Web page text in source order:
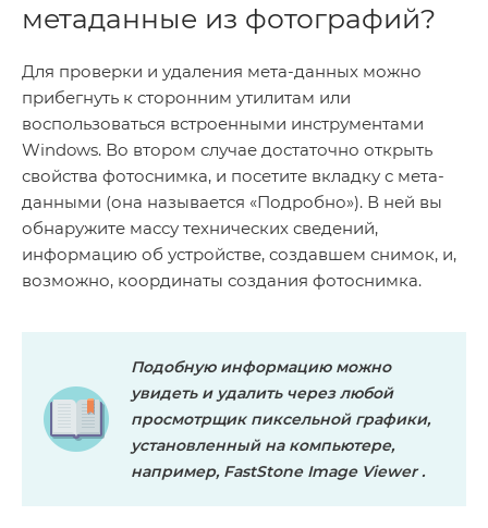
метаданные из фотографий?
Для проверки и удаления мета-данных можно
прибегнуть к сторонним утилитам или
воспользоваться встроенными инструментами
Windows. Во втором случае достаточно открыть
свойства фотоснимка, и посетите вкладку с мета-
данными (она называется «Подробно»). В ней вы
обнаружите массу технических сведений,
информацию об устройстве, создавшем снимок, и,
возможно, координаты создания фотоснимка.
Подобную информацию можно
увидеть и удалить через любой
просмотрщик пиксельной графики,
установленный на компьютере,
например, FastStone Image Viewer .